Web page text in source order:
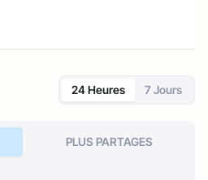
encore "Écosophie" (Ed du Cerf,
Ed du Cerf 2018), "La nostalgie
24 Heures 7 Jours
PLUS PARTAGES